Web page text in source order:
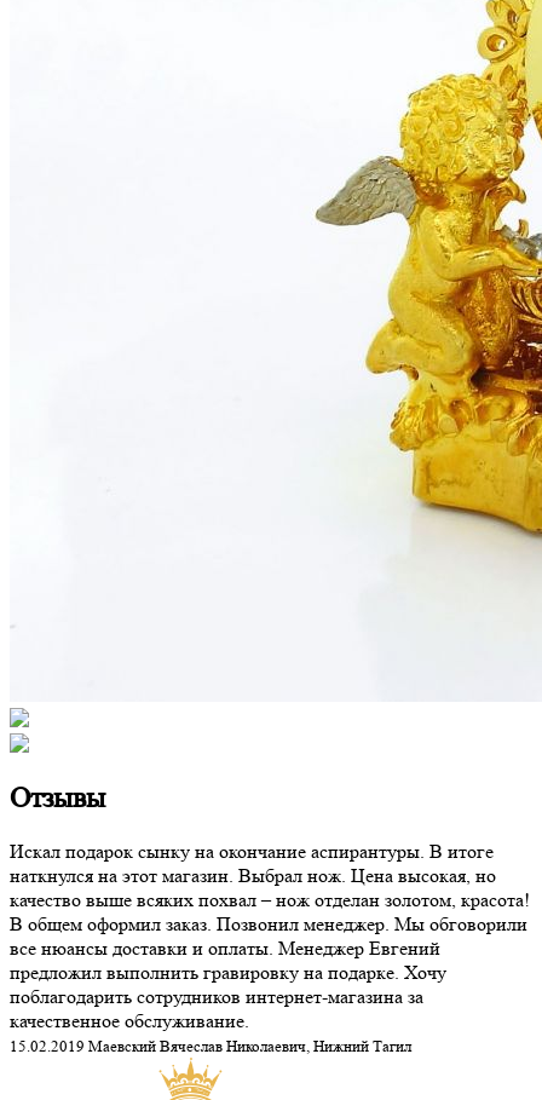
Отзывы
Искал подарок сынку на окончание аспирантуры. В итоге
наткнулся на этот магазин. Выбрал нож. Цена высокая, но
качество выше всяких похвал – нож отделан золотом, красота!
В общем оформил заказ. Позвонил менеджер. Мы обговорили
все нюансы доставки и оплаты. Менеджер Евгений
предложил выполнить гравировку на подарке. Хочу
поблагодарить сотрудников интернет-магазина за
качественное обслуживание.
15.02.2019 Маевский Вячеслав Николаевич, Нижний Тагил